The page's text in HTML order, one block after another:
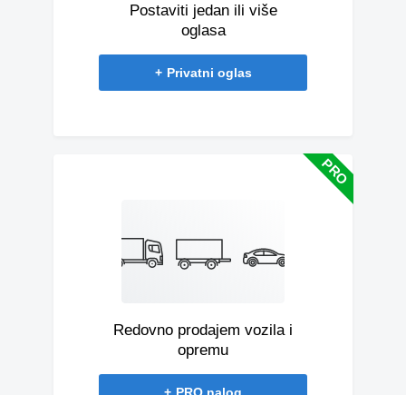
Postaviti jedan ili više
oglasa
+ Privatni oglas
Redovno prodajem vozila i
opremu